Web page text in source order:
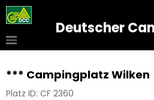
Deutscher
*** Campingplatz Wilken
Platz ID: CF 2360